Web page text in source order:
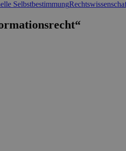
Selbstbestimmung